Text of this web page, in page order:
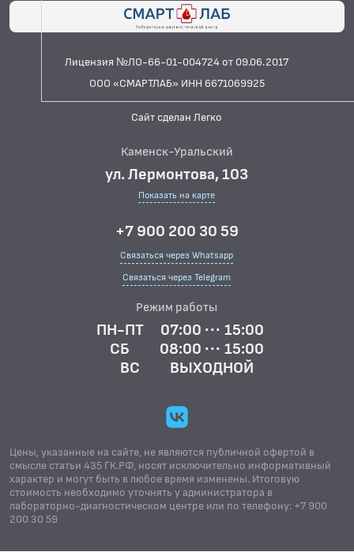
Лицензия №ЛО-66-01-004724 от 09.06.2017
ООО «СМАРТЛАБ» ИНН 6671069925
Сайт сделан Легко
Каменск-Уральский
ул. Лермонтова, 103
Показать на карте
+7 900 200 30 59
Связаться через Whatsapp
Связаться через Telegram
Режим работы
ПН-ПТ
07:00 ··· 15:00
СБ
08:00 ··· 15:00
ВС
ВЫХОДНОЙ
Цены, указанные на сайте, не являются публичной офертой в
смысле статьи 435 ГК.РФ, носят исключительно информативный
характер и могут быть в любое время изменены. Итоговую
стоимость необходимо уточнять у администратора в
лабораторно-диагностическом центре или по телефону: +7 900
200 30 59